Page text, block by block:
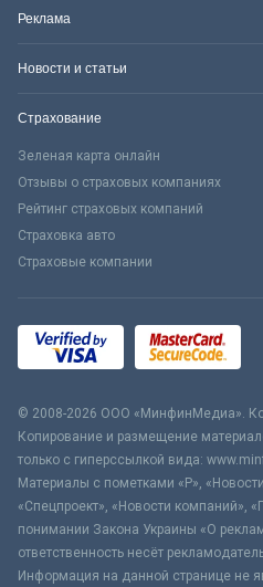
Реклама
Новости и статьи
Страхование
Зеленая карта онлайн
Отзывы о страховых компаниях
Рейтинг страховых компаний
Страховка авто
Страховые компании
© 2008-2026 ООО «МинфинМедиа».
Копирование и размещение
только с гиперссылкой вида:
Материалы с пометками «Р», «Новости
«Спецпроект», «Новости компаний»,
понимании Закона Украины «О
ответственность несёт
Информация на данной странице не